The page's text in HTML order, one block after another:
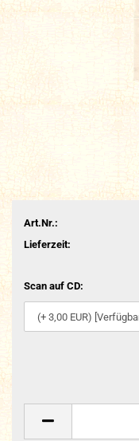
Art.Nr.:
Lieferzeit:
Scan auf CD: